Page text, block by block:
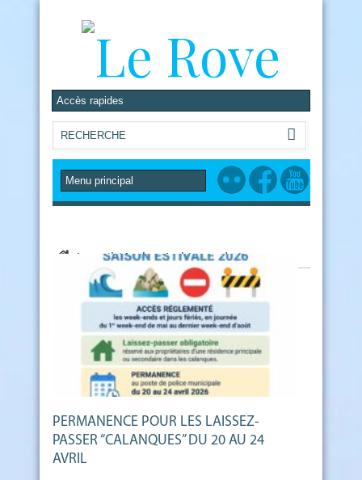
Accueil/Author Archives: admin
PERMANENCE POUR LES LAISSEZ-
PASSER “CALANQUES” DU 20 AU 24
AVRIL